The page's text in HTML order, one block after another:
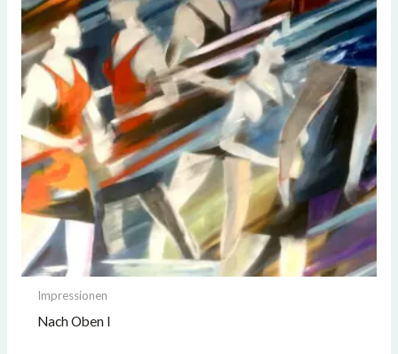
Impressionen
Nach Oben I